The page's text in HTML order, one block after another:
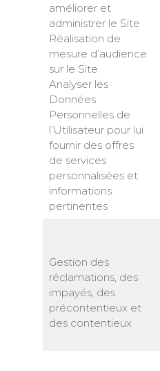
améliorer et
administrer le Site
Réalisation de
mesure d’audience
sur le Site
Analyser les
Données
Personnelles de
l’Utilisateur pour lui
fournir des offres
de services
personnalisées et
informations
pertinentes
Gestion des
réclamations, des
impayés, des
précontentieux et
des contentieux